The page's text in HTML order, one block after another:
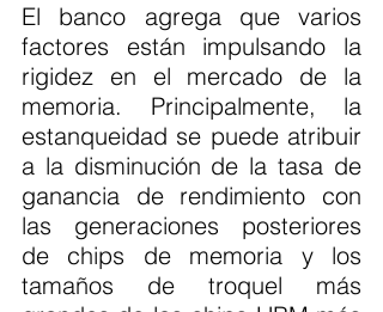
El banco agrega que varios
factores están impulsando la
rigidez en el mercado de la
memoria. Principalmente, la
estanqueidad se puede atribuir
a la disminución de la tasa de
ganancia de rendimiento con
las generaciones posteriores
de chips de memoria y los
tamaños de troquel más